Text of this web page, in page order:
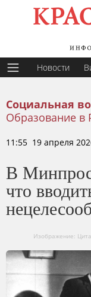
Новости
Социальная
Образование в
11:55 19 апреля
В
что
Изображение: